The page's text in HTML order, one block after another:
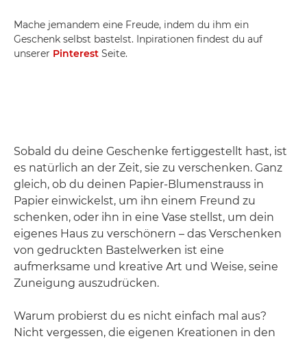
Mache jemandem eine Freude, indem du ihm ein
Geschenk selbst bastelst. Inpirationen findest du auf
unserer Pinterest Seite.
Sobald du deine Geschenke fertiggestellt hast, ist
es natürlich an der Zeit, sie zu verschenken. Ganz
gleich, ob du deinen Papier-Blumenstrauss in
Papier einwickelst, um ihn einem Freund zu
schenken, oder ihn in eine Vase stellst, um dein
eigenes Haus zu verschönern – das Verschenken
von gedruckten Bastelwerken ist eine
aufmerksame und kreative Art und Weise, seine
Zuneigung auszudrücken.
Warum probierst du es nicht einfach mal aus?
Nicht vergessen, die eigenen Kreationen in den